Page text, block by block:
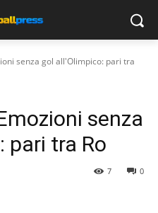
senza gol all'Olimpico: pari tra
senza
pari tra Ro
0
7